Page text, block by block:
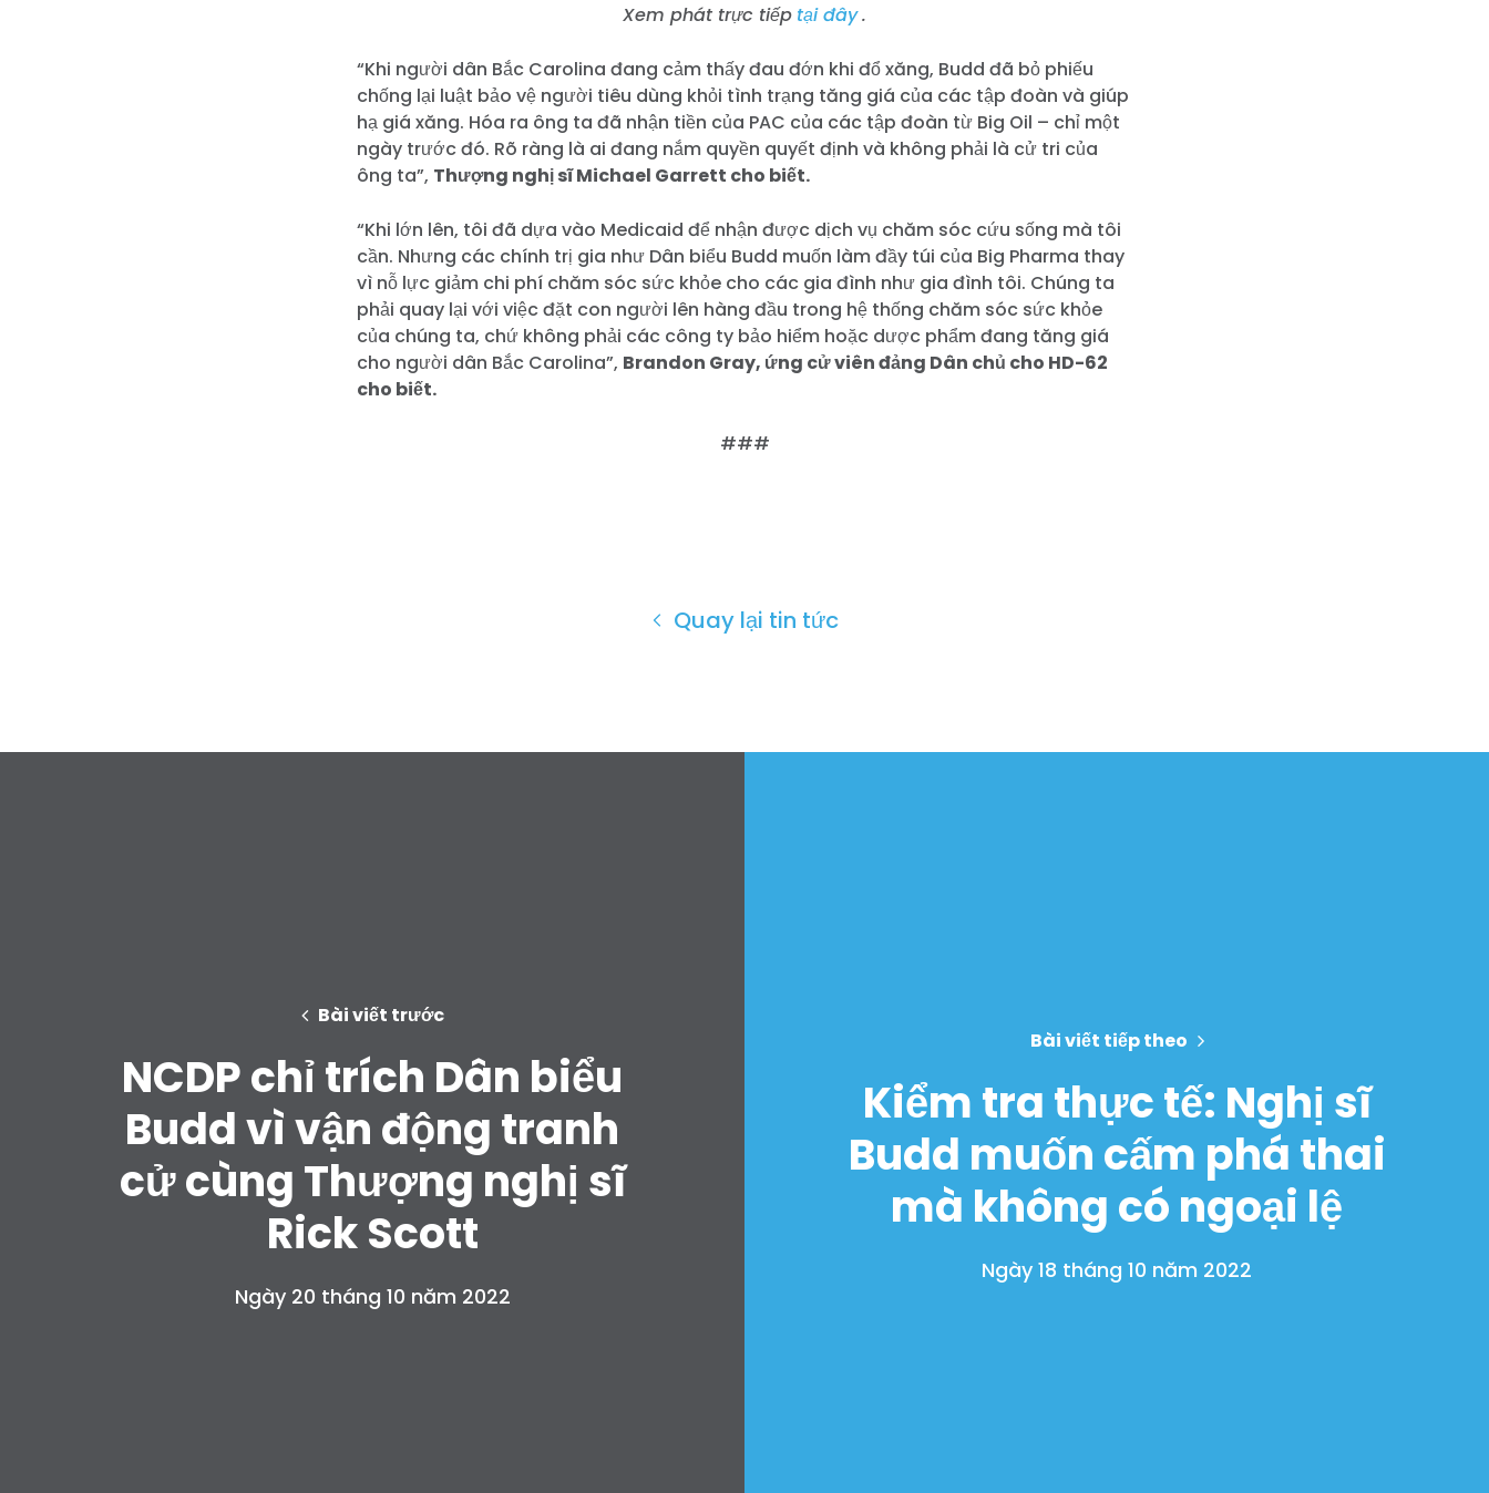
Xem phát trực tiếp tại đây.
“Khi người dân Bắc Carolina đang cảm thấy đau đớn khi đổ xăng, Budd đã bỏ phiếu
chống lại luật bảo vệ người tiêu dùng khỏi tình trạng tăng giá của các tập đoàn và giúp
hạ giá xăng. Hóa ra ông ta đã nhận tiền của PAC của các tập đoàn từ Big Oil – chỉ một
ngày trước đó. Rõ ràng là ai đang nắm quyền quyết định và không phải là cử tri của
ông ta”, Thượng nghị sĩ Michael Garrett cho biết.
“Khi lớn lên, tôi đã dựa vào Medicaid để nhận được dịch vụ chăm sóc cứu sống mà tôi
cần. Nhưng các chính trị gia như Dân biểu Budd muốn làm đầy túi của Big Pharma thay
vì nỗ lực giảm chi phí chăm sóc sức khỏe cho các gia đình như gia đình tôi. Chúng ta
phải quay lại với việc đặt con người lên hàng đầu trong hệ thống chăm sóc sức khỏe
của chúng ta, chứ không phải các công ty bảo hiểm hoặc dược phẩm đang tăng giá
cho người dân Bắc Carolina”, Brandon Gray, ứng cử viên đảng Dân chủ cho HD-62
cho biết.
###
Quay lại tin tức
Bài viết trước
NCDP chỉ trích Dân biểu
Budd vì vận động tranh
cử cùng Thượng nghị sĩ
Rick Scott
Ngày 20 tháng 10 năm 2022
Bài viết tiếp theo
Kiểm tra thực tế: Nghị sĩ
Budd muốn cấm phá thai
mà không có ngoại lệ
Ngày 18 tháng 10 năm 2022